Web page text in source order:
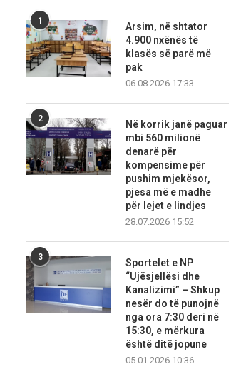
1
Arsim, në shtator
4.900 nxënës të
klasës së parë më
pak
06.08.2026 17:33
2
Në korrik janë paguar
mbi 560 milionë
denarë për
kompensime për
pushim mjekësor,
pjesa më e madhe
për lejet e lindjes
28.07.2026 15:52
3
Sportelet e NP
“Ujësjellësi dhe
Kanalizimi” – Shkup
nesër do të punojnë
nga ora 7:30 deri në
15:30, e mërkura
është ditë jopune
05.01.2026 10:36